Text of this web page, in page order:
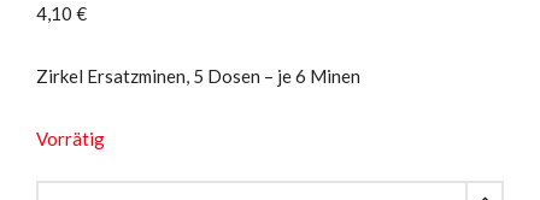
4,10 €
Zirkel Ersatzminen, 5 Dosen – je 6 Minen
Vorrätig